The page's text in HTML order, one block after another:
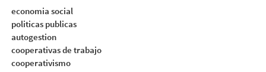
economia social
politicas publicas
autogestion
cooperativas de trabajo
cooperativismo